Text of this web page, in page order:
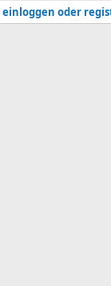
einloggen oder